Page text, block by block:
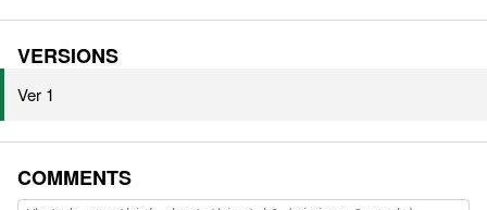
VERSIONS
Ver 1
COMMENTS